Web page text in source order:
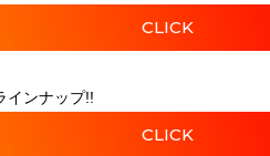
CLICK
インナップ!!
CLICK